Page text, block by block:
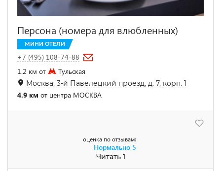
Персона (номера для влюбленных)
МИНИ ОТЕЛИ
+7 (495) 108-74-88
1.2 км от
Тульская
Москва, 3-й Павелецкий проезд, д. 7, корп. 1
4.9 км от центра МОСКВА
оценка по отзывам:
Нормально 5
Читать 1